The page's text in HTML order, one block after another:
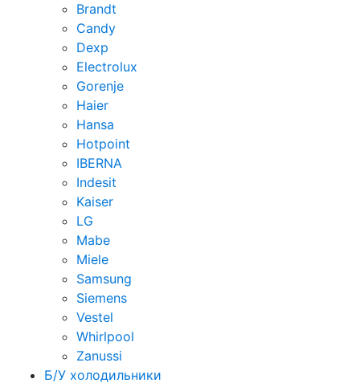
Brandt
Candy
Dexp
Electrolux
Gorenje
Haier
Hansa
Hotpoint
IBERNA
Indesit
Kaiser
LG
Mabe
Miele
Samsung
Siemens
Vestel
Whirlpool
Zanussi
Б/У холодильники